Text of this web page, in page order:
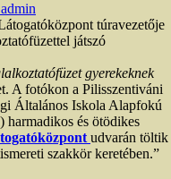
túravezetője
játszó
gyerekeknek
A fotókon a Pilisszentiváni
Általános Iskola Alapfokú
harmadikos és ötödikes
udvarán töltik
szakkör keretében.”